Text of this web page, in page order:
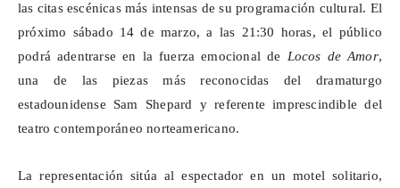
las citas escénicas más intensas de su programación cultural. El
próximo sábado 14 de marzo, a las 21:30 horas, el público
podrá adentrarse en la fuerza emocional de Locos de Amor,
una de las piezas más reconocidas del dramaturgo
estadounidense Sam Shepard y referente imprescindible del
teatro contemporáneo norteamericano.
La representación sitúa al espectador en un motel solitario,